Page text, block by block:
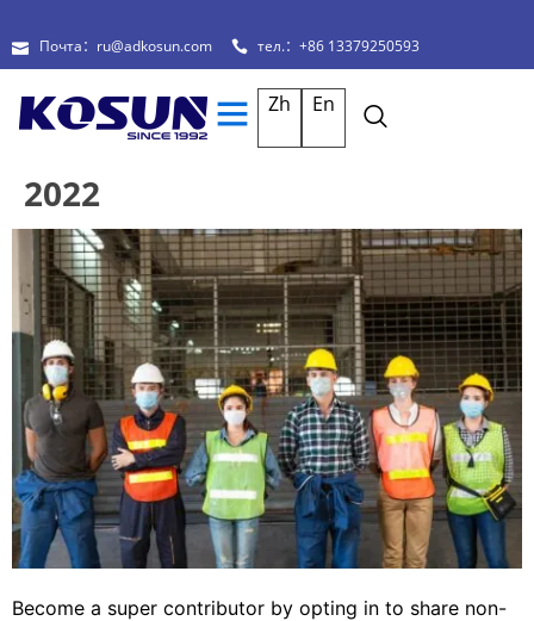
Почта：ru@adkosun.com тел.：+86 13379250593
Zh En
2022
Become a super contributor by opting in to share non-